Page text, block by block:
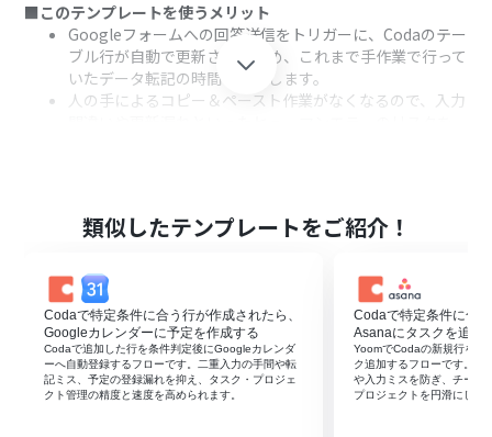
■このテンプレートを使うメリット
Googleフォームへの回答送信をトリガーに、Codaのテー
ブル行が自動で更新されるため、これまで手作業で行って
いたデータ転記の時間を短縮します。
人の手によるコピー＆ペースト作業がなくなるので、入力
をYoomに連携します。
次に、トリガーでGoogleフォームを選択し、「フォーム
続いて、オペレーションでCodaの「テーブルの行を検
索」アクションを設定し、フォームの回答内容をもとに更
新対象の行を特定します。
最後に、もう一つのオペレーションでCodaの「テーブル
の行を更新」アクションを設定し、検索で見つかった行の
情報を新しい回答内容で更新します。
類似したテンプレートをご紹介！
Codaで特定条件に合う行が作成されたら、
Googleカレンダーに予定を作成する
Codaで追加した行を条件判定後にGoogleカレンダ
ーへ自動登録するフローです。二重入力の手間や転
記ミス、予定の登録漏れを抑え、タスク・プロジェ
クト管理の精度と速度を高められます。
Codaで特定条件に合
Asanaにタスクを追加
YoomでCodaの新規行を検
ク追加するフローです。二
や入力ミスを防ぎ、チーム
プロジェクトを円滑にしま